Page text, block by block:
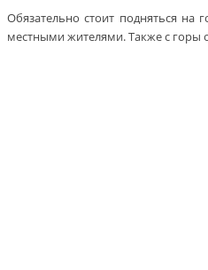
Обязательно стоит подняться на
местными жителями. Также с горы